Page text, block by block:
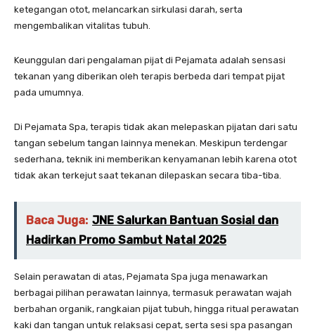
ketegangan otot, melancarkan sirkulasi darah, serta
mengembalikan vitalitas tubuh.
Keunggulan dari pengalaman pijat di Pejamata adalah sensasi
tekanan yang diberikan oleh terapis berbeda dari tempat pijat
pada umumnya.
Di Pejamata Spa, terapis tidak akan melepaskan pijatan dari satu
tangan sebelum tangan lainnya menekan. Meskipun terdengar
sederhana, teknik ini memberikan kenyamanan lebih karena otot
tidak akan terkejut saat tekanan dilepaskan secara tiba-tiba.
Baca Juga: JNE Salurkan Bantuan Sosial dan
Hadirkan Promo Sambut Natal 2025
Selain perawatan di atas, Pejamata Spa juga menawarkan
berbagai pilihan perawatan lainnya, termasuk perawatan wajah
berbahan organik, rangkaian pijat tubuh, hingga ritual perawatan
kaki dan tangan untuk relaksasi cepat, serta sesi spa pasangan